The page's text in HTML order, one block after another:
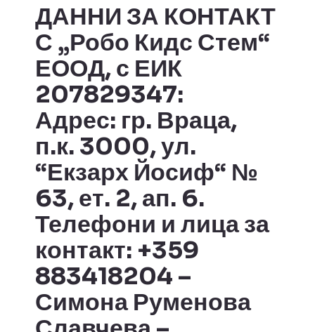
ДАННИ ЗА КОНТАКТ
С „Робо Кидс Стем“
ЕООД, с ЕИК
207829347:
Адрес: гр. Враца,
п.к. 3000, ул.
“Екзарх Йосиф“ №
63, ет. 2, ап. 6.
Телефони и лица за
контакт: +359
883418204 –
Симона Руменова